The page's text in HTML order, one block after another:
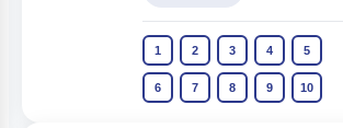
1 2 3 4 5
6 7 8 9 10